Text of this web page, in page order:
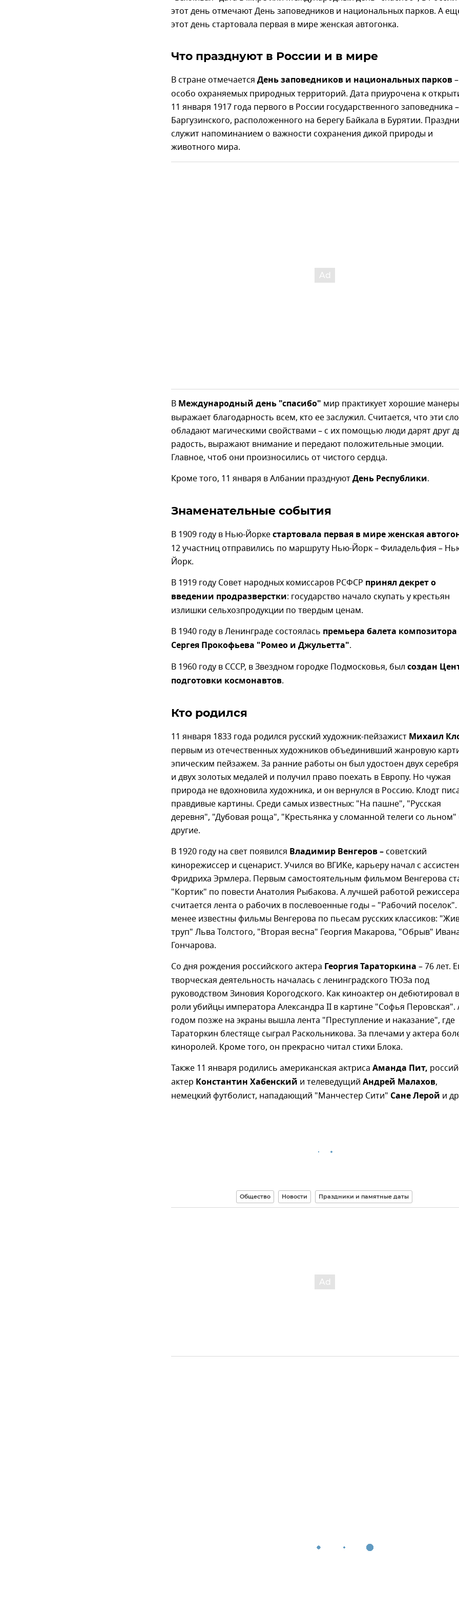
этот день отмечают День заповедников и национальных парков. А
этот день стартовала первая в мире женская автогонка.
Что празднуют в России и в мире
В стране отмечается День заповедников и национальных парков–
особо охраняемых природных территорий. Дата приурочена к
11 января 1917 года первого в России государственного заповедника –
Баргузинского, расположенного на берегу Байкала в Бурятии.
служит напоминанием о важности сохранения дикой природы и
животного мира.
В Международный день "спасибо" мир практикует хорошие
выражает благодарность всем, кто ее заслужил. Считается, что эти
обладают магическими свойствами – с их помощью люди дарят друг
радость, выражают внимание и передают положительные эмоции.
Главное, чтоб они произносились от чистого сердца.
Кроме того, 11 января в Албании празднуютДень Республики.
Знаменательные события
В 1909 году в Нью-Йоркестартовала первая в мире женская
12 участниц отправились по маршруту Нью-Йорк – Филадельфия –
Йорк.
В 1919 году Совет народных комиссаров РСФСР принял декрет о
введении продразверстки: государство начало скупать у крестьян
излишки сельхозпродукции по твердым ценам.
В 1940 году в Ленинграде состоялась премьера балета композитора
Сергея Прокофьева "Ромео и Джульетта".
В 1960 году в СССР, в Звездном городке Подмосковья, был создан
подготовки космонавтов.
Кто родился
11 января 1833 года родился русский художник-пейзажист Михаил
первым из отечественных художников объединивший жанровую
эпическим пейзажем. За ранние работы он был удостоен двух
и двух золотых медалей и получил право поехать в Европу. Но чужая
природа не вдохновила художника, и он вернулся в Россию. Клодт
правдивые картины. Среди самых известных: "На пашне", "Русская
деревня", "Дубовая роща", "Крестьянка у сломанной телеги со льном"
другие.
В 1920 году на свет появился Владимир Венгеров – советский
кинорежиссер и сценарист. Учился во ВГИКе, карьеру начал с
Фридриха Эрмлера. Первым самостоятельным фильмом Венгерова
"Кортик" по повести Анатолия Рыбакова. А лучшей работой режиссера
считается лента о рабочих в послевоенные годы – "Рабочий
менее известны фильмы Венгерова по пьесам русских классиков:
труп" Льва Толстого, "Вторая весна" Георгия Макарова, "Обрыв"
Гончарова.
Со дня рождения российского актера Георгия Тараторкина – 76 лет.
творческая деятельность началась с ленинградского ТЮЗа под
руководством Зиновия Корогодского. Как киноактер он дебютировал в
роли убийцы императора Александра II в картине "Софья Перовская".
годом позже на экраны вышла лента "Преступление и наказание", где
Тараторкин блестяще сыграл Раскольникова. За плечами у актера
киноролей. Кроме того, он прекрасно читал стихи Блока.
Также 11 января родились американская актриса Аманда Пит,
актер Константин Хабенский и телеведущий Андрей Малахов,
немецкий футболист, нападающий "Манчестер Сити" Сане Лерой и
Общество Новости Праздники и памятные даты